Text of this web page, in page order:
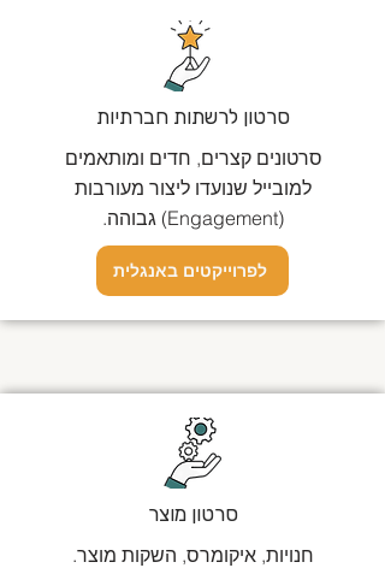
סרטון לרשתות חברתיות
סרטונים קצרים, חדים ומותאמים
למובייל שנועדו ליצור מעורבות
(Engagement) גבוהה.
לפרוייקטים באנגלית
סרטון מוצר
חנויות, איקומרס, השקות מוצר.